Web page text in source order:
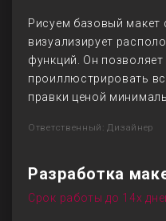
Рисуем базовый макет
визуализирует
функций. Он позволяет
проиллюстрировать
правки ценой
Ответственный: Дизайнер
Разработка
Срок работы до 14х